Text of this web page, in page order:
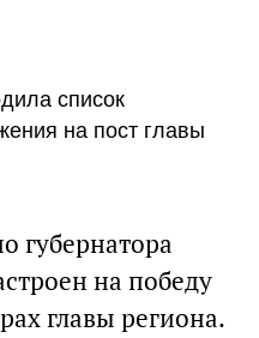
список
на пост главы
губернатора
на победу
главы региона.